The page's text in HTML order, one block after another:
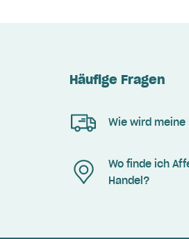
Häufige Fragen
Wie wird
Wo finde ich
Handel?